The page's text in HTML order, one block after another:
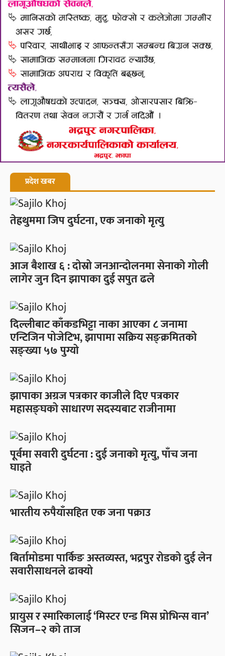
प्रदेश खबर
तेह्रथुममा जिप दुर्घटना, एक जनाको मृत्यु
आज बैशाख ६ : दोस्रो जनआन्दोलनमा सेनाको गोली
लागेर जुन दिन झापाका दुई सपुत ढले
दिल्लीबाट काँकडभिट्टा नाका आएका ८ जनामा
एन्टिजिन पोजेटिभ, झापामा सक्रिय सङ्क्रमितको
सङ्ख्या ५७ पुग्यो
झापाका अग्रज पत्रकार काजीले दिए पत्रकार
महासङ्घको साधारण सदस्यबाट राजीनामा
पूर्वमा सवारी दुर्घटना : दुई जनाको मृत्यु, पाँच जना
घाइते
भारतीय रुपैयाँसहित एक जना पक्राउ
बिर्तामोडमा पार्किङ अस्तव्यस्त, भद्रपुर रोडको दुई लेन
सवारीसाधनले ढाक्यो
प्रायुस र स्मारिकालाई ‘मिस्टर एन्ड मिस प्रोभिन्स वान’
सिजन–२ को ताज